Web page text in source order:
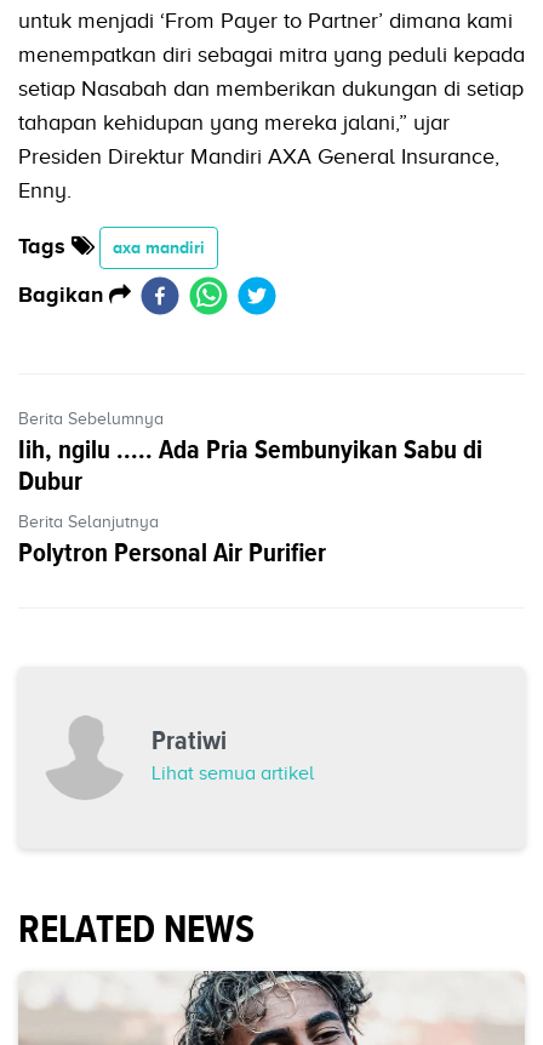
untuk menjadi ‘From Payer to Partner’ dimana kami
menempatkan diri sebagai mitra yang peduli kepada
setiap Nasabah dan memberikan dukungan di setiap
tahapan kehidupan yang mereka jalani,” ujar
Presiden Direktur Mandiri AXA General Insurance,
Enny.
Tags axa mandiri
Bagikan
Berita Sebelumnya
Iih, ngilu ..... Ada Pria Sembunyikan Sabu di
Dubur
Berita Selanjutnya
Polytron Personal Air Purifier
Pratiwi
Lihat semua artikel
RELATED NEWS